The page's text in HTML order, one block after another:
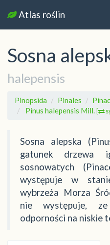
Atlas roślin
Sosna
halepensis
Pinopsida Pinales
Pinus halepensis Mill. [
Sosna alepska
gatunek drzewa
sosnowatych
występuje w
wybrzeża Morza
nie występuje,
odporności na niskie